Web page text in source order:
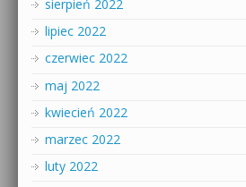
sierpień 2022
lipiec 2022
czerwiec 2022
maj 2022
kwiecień 2022
marzec 2022
luty 2022